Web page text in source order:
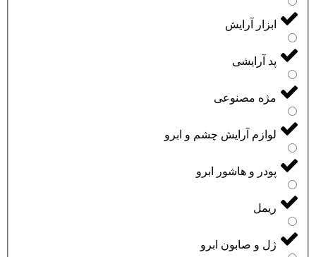
ابزار آرایش
پد آرایشی
مژه مصنوعی
لوازم آرایش چشم و ابرو
پودر و هاشور ابرو
ریمل
ژل و صابون ابرو